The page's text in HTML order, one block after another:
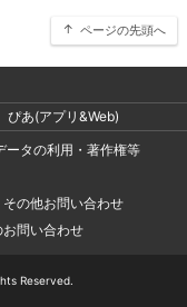
ページの先頭へ
ぴあ(アプリ&Web)
ータの利用・著作権等
の他お問い合わせ
問い合わせ
Reserved.